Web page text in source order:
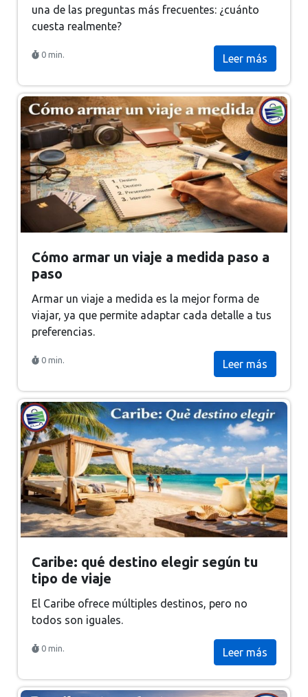
una de las preguntas más frecuentes: ¿cuánto
cuesta realmente?
0 min. Leer más
Cómo armar un viaje a medida paso a
paso
Armar un viaje a medida es la mejor forma de
viajar, ya que permite adaptar cada detalle a tus
preferencias.
0 min. Leer más
Caribe: qué destino elegir según tu
tipo de viaje
El Caribe ofrece múltiples destinos, pero no
todos son iguales.
0 min. Leer más